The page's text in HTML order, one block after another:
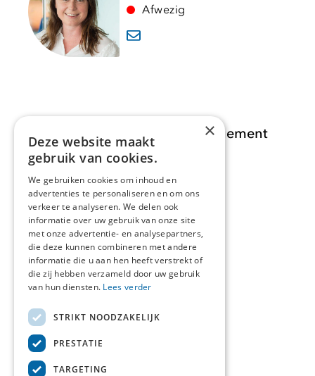
Afwezig
Opdracht Informatiemanagement
Opdrachten
Actueel
Over ons
Contact
Over deze site
×
Deze website maakt
gebruik van cookies.
We gebruiken cookies om inhoud en
advertenties te personaliseren en om ons
verkeer te analyseren. We delen ook
informatie over uw gebruik van onze site
met onze advertentie- en analysepartners,
die deze kunnen combineren met andere
informatie die u aan hen heeft verstrekt of
die zij hebben verzameld door uw gebruik
van hun diensten. Lees verder
STRIKT NOODZAKELIJK
PRESTATIE
TARGETING